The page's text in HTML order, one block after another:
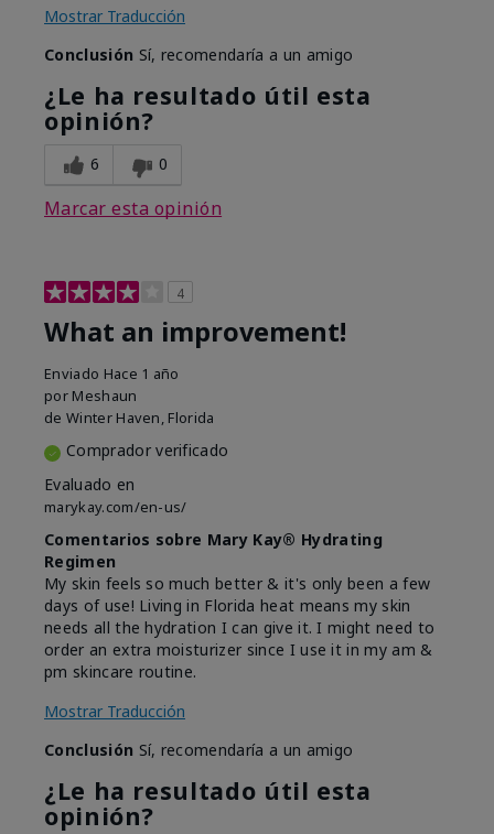
Mostrar Traducción
Conclusión Sí, recomendaría a un amigo
¿Le ha resultado útil esta
opinión?
6 0
Marcar esta opinión
4
What an improvement!
Enviado Hace 1 año
por Meshaun
de Winter Haven, Florida
Comprador verificado
Evaluado en
marykay.com/en-us/
Comentarios sobre Mary Kay® Hydrating
Regimen
My skin feels so much better & it's only been a few
days of use! Living in Florida heat means my skin
needs all the hydration I can give it. I might need to
order an extra moisturizer since I use it in my am &
pm skincare routine.
Mostrar Traducción
Conclusión Sí, recomendaría a un amigo
¿Le ha resultado útil esta
opinión?